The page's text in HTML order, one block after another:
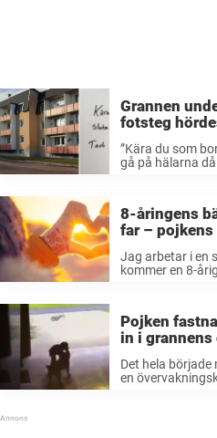
Grannen
fotsteg
”Kära du som
gå på hälarna
8-åringens
far –
Jag arbetar i en
kommer en 8-
Pojken
in i grannens
Det hela
en